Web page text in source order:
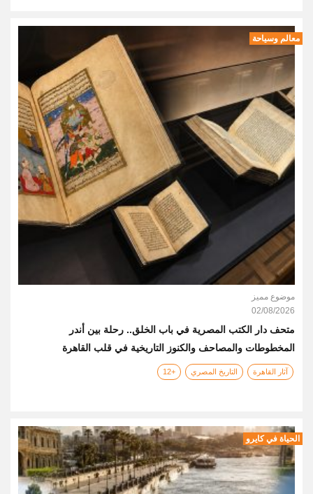
معالم وسياحة
موضوع مميز
02/08/2026
متحف دار الكتب المصرية في باب الخلق.. رحلة بين أندر
المخطوطات والمصاحف والكنوز التاريخية في قلب القاهرة
آثار القاهرة التاريخ المصري +12
الحياة في كايرو